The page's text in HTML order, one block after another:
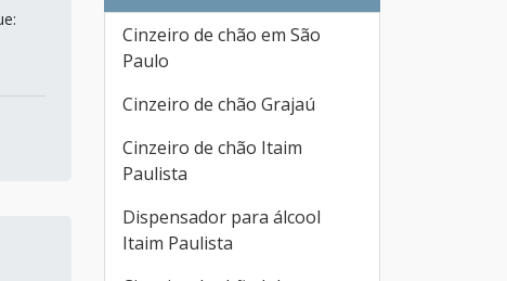
Cinzeiro de chão em São
Paulo
Cinzeiro de chão Grajaú
Cinzeiro de chão Itaim
Paulista
Dispensador para álcool
Itaim Paulista